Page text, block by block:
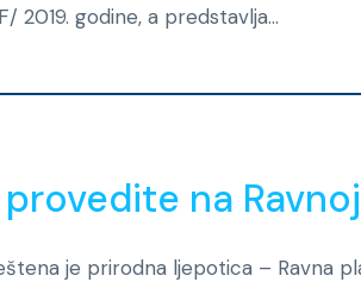
2019. godine, a predstavlja...
na
je prirodna ljepotica – Ravna